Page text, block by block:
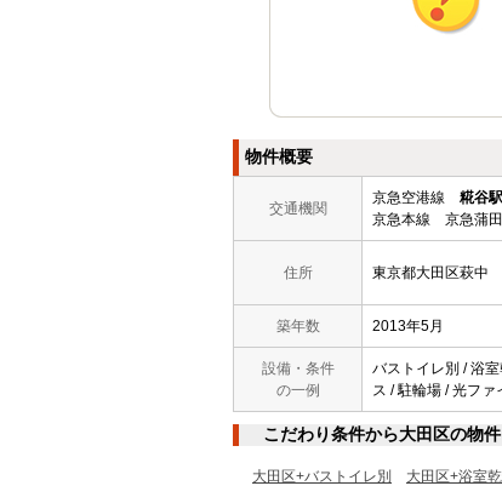
物件概要
交通機関
京急空港線 糀谷駅
京急本線 京急蒲
住所 東京都大田区萩中
築年数 2013年5月
設備・条件
の一例
バストイレ別 / 浴
ス / 駐輪場 / 光フ
こだわり条件から大田区の物
大田区+バストイレ別 大田区+浴室